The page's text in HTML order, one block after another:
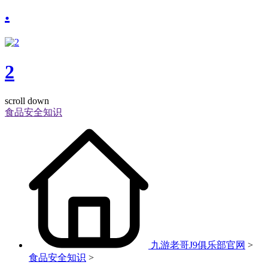
.
2
scroll down
食品安全知识
九游老哥J9俱乐部官网 >
食品安全知识 >